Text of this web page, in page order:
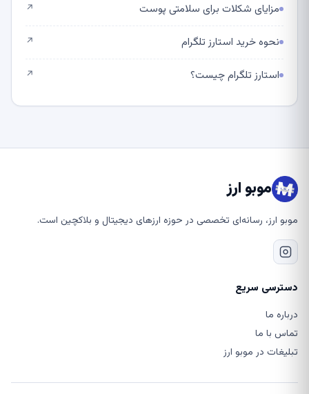
مزایای شکلات برای سلامتی پوست ↗
نحوه خرید استارز تلگرام ↗
استارز تلگرام چیست؟ ↗
موبو ارز
موبو ارز، رسانه‌ای تخصصی در حوزه ارزهای دیجیتال و بلاکچین است.
دسترسی سریع
درباره ما
تماس با ما
تبلیغات در موبو ارز